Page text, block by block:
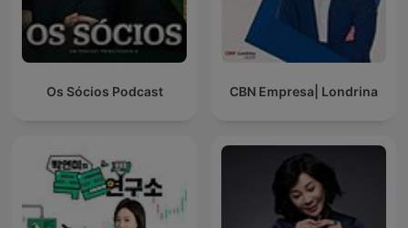
Os Sócios Podcast CBN Empresa| Londrina